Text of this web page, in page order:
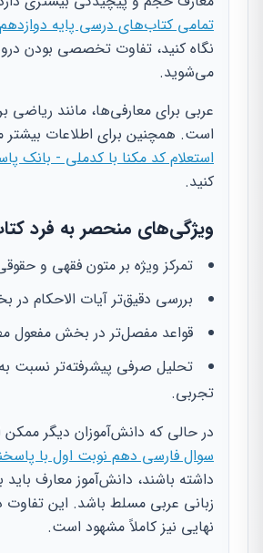
تمامی کتاب‌های درسی پایه
نگاه کنید، تفاوت تخصصی بودن
می‌شوید.
عربی برای معارفی‌ها، مانند ریاضی
است. همچنین برای اطلاعات بیشتر
استعلام کد مکنا با کدملی - بانک
کنید.
ویژگی‌های منحصر به فرد
تمرکز ویژه بر متون فقهی و
بررسی دقیق‌تر آیات الاحکام
قواعد مفصل‌تر در بخش مفعول
تحلیل صرفی پیشرفته‌تر نسبت
تجربی.
در حالی که دانش‌آموزان دیگر
سوال فارسی دهم نوبت اول با
داشته باشند، دانش‌آموز معارف
زبانی عربی مسلط باشد. این تفاوت
نهایی نیز کاملاً مشهود است.